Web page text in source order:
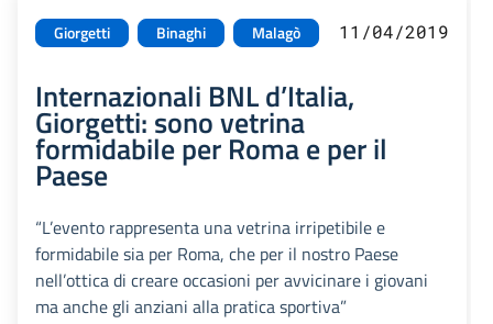
Giorgetti Binaghi Malagò 11/04/2019
Internazionali BNL d’Italia,
Giorgetti: sono vetrina
formidabile per Roma e per il
Paese
“L’evento rappresenta una vetrina irripetibile e
formidabile sia per Roma, che per il nostro Paese
nell’ottica di creare occasioni per avvicinare i giovani
ma anche gli anziani alla pratica sportiva”